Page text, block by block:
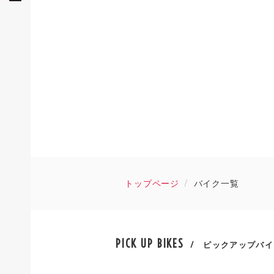
トップページ バイク一覧
PICK UP BIKES / ピックアップバ